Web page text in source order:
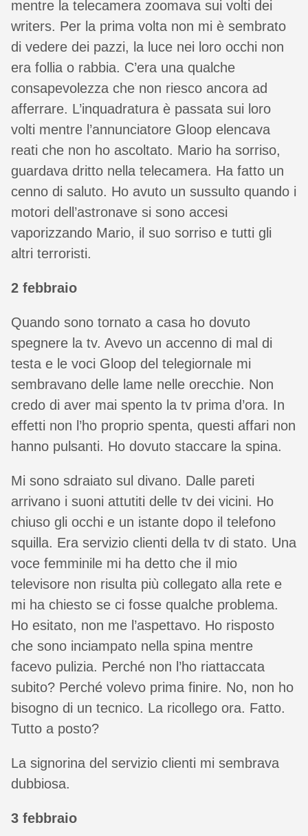
mentre la telecamera zoomava sui volti dei
writers. Per la prima volta non mi è sembrato
di vedere dei pazzi, la luce nei loro occhi non
era follia o rabbia. C’era una qualche
consapevolezza che non riesco ancora ad
afferrare. L’inquadratura è passata sui loro
volti mentre l’annunciatore Gloop elencava
reati che non ho ascoltato. Mario ha sorriso,
guardava dritto nella telecamera. Ha fatto un
cenno di saluto. Ho avuto un sussulto quando i
motori dell’astronave si sono accesi
vaporizzando Mario, il suo sorriso e tutti gli
altri terroristi.
2 febbraio
Quando sono tornato a casa ho dovuto
spegnere la tv. Avevo un accenno di mal di
testa e le voci Gloop del telegiornale mi
sembravano delle lame nelle orecchie. Non
credo di aver mai spento la tv prima d’ora. In
effetti non l’ho proprio spenta, questi affari non
hanno pulsanti. Ho dovuto staccare la spina.
Mi sono sdraiato sul divano. Dalle pareti
arrivano i suoni attutiti delle tv dei vicini. Ho
chiuso gli occhi e un istante dopo il telefono
squilla. Era servizio clienti della tv di stato. Una
voce femminile mi ha detto che il mio
televisore non risulta più collegato alla rete e
mi ha chiesto se ci fosse qualche problema.
Ho esitato, non me l’aspettavo. Ho risposto
che sono inciampato nella spina mentre
facevo pulizia. Perché non l’ho riattaccata
subito? Perché volevo prima finire. No, non ho
bisogno di un tecnico. La ricollego ora. Fatto.
Tutto a posto?
La signorina del servizio clienti mi sembrava
dubbiosa.
3 febbraio